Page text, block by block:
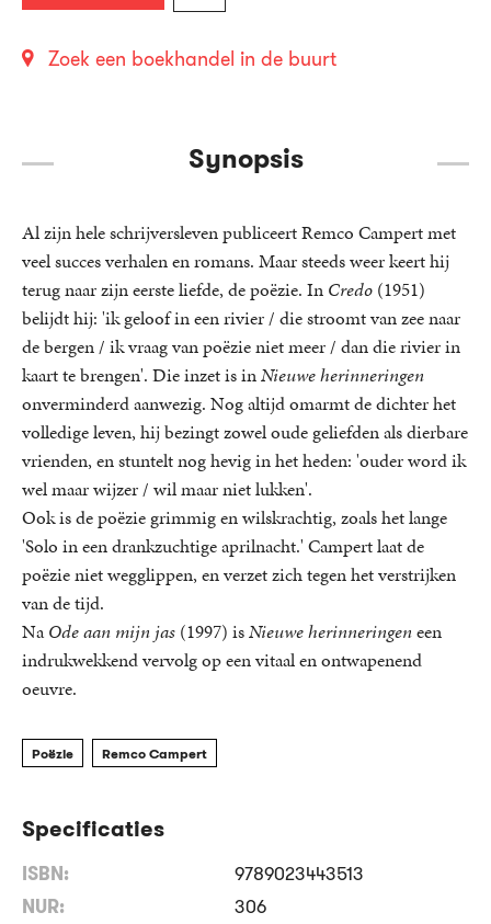
Zoek een boekhandel in de buurt
Synopsis
Al zijn hele schrijversleven publiceert Remco Campert met
veel succes verhalen en romans. Maar steeds weer keert hij
terug naar zijn eerste liefde, de poëzie. In Credo (1951)
belijdt hij: 'ik geloof in een rivier / die stroomt van zee naar
de bergen / ik vraag van poëzie niet meer / dan die rivier in
kaart te brengen'. Die inzet is inNieuwe herinneringen
onverminderd aanwezig. Nog altijd omarmt de dichter het
volledige leven, hij bezingt zowel oude geliefden als dierbare
vrienden, en stuntelt nog hevig in het heden: 'ouder word ik
wel maar wijzer / wil maar niet lukken'.
Ook is de poëzie grimmig en wilskrachtig, zoals het lange
'Solo in een drankzuchtige aprilnacht.' Campert laat de
poëzie niet wegglippen, en verzet zich tegen het verstrijken
van de tijd.
NaOde aan mijn jas (1997) isNieuwe herinneringeneen
indrukwekkend vervolg op een vitaal en ontwapenend
oeuvre.
Poëzie Remco Campert
Specificaties
ISBN:
9789023443513
NUR:
306